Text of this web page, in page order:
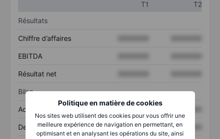
Politique en matière de cookies
Nos sites web utilisent des cookies pour vous offrir une
meilleure expérience de navigation en permettant, en
optimisant et en analysant les opérations du site, ainsi
T1
T2
Résultats
Chiffre d’affaires
EBITDA
Résultat net
Bilan
Actif total
Dette totale XXXXXXX XXXXXXX